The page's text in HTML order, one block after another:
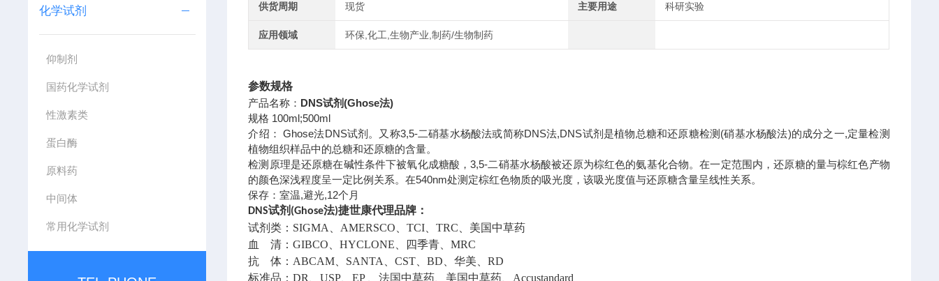
供货周期 现货 主要用途 科研实验
应用领域 环保,化工,生物产业,制药/生物制药
参数规格
产品名称： DNS试剂(Ghose法)
规格 100ml;500ml
介绍： Ghose法DNS试剂。又称3,5-二硝基水杨酸法或简称DNS法,DNS试剂是植物总糖和还原糖检测(硝基水杨酸法)的成分之一,定量检测
植物组织样品中的总糖和还原糖的含量。
检测原理是还原糖在碱性条件下被氧化成糖酸，3,5-二硝基水杨酸被还原为棕红色的氨基化合物。在一定范围内，还原糖的量与棕红色产物
的颜色深浅程度呈一定比例关系。在540nm处测定棕红色物质的吸光度，该吸光度值与还原糖含量呈线性关系。
保存：室温,避光,12个月
DNS试剂(Ghose法)捷世康代理品牌：
试剂类：SIGMA、AMERSCO、TCI、TRC、美国中草药
血 清：GIBCO、HYCLONE、四季青、MRC
抗 体：ABCAM、SANTA、CST、BD、华美、RD
标准品：DR、USP、EP 、法国中草药、美国中草药、Accustandard
化学试剂
仰制剂
国药化学试剂
性激素类
蛋白酶
原料药
中间体
常用化学试剂